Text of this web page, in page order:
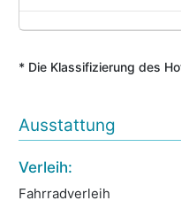
* Die Klassifizierung des
Ausstattung
Verleih:
Fahrradverleih